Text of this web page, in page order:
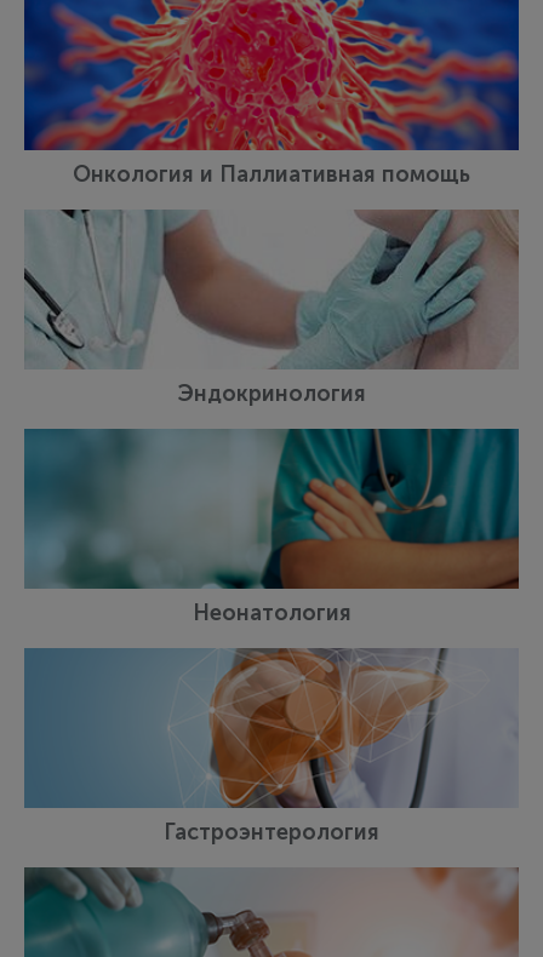
Онкология и Паллиативная помощь
Эндокринология
Неонатология
Гастроэнтерология